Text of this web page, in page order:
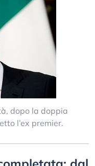
dopo la doppia
l’ex premier.